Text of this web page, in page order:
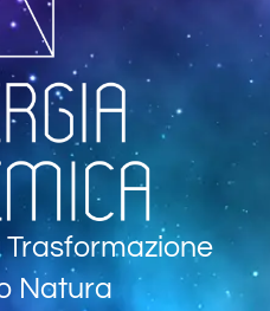
Trasformazione
Natura